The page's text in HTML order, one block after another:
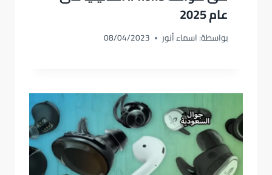
عام 2025
بواسطة:اسماء أنور 08/04/2023